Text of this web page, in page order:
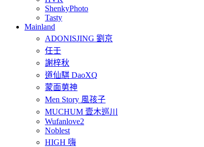
ShenkyPhoto
Tasty
Mainland
ADONISJING 劉京
任壬
謝梓秋
道仙騏 DaoXQ
蒙面莮神
Men Story 風孩子
MUCHUM 壹木巡川
Wufanlove2
Noblest
HIGH 嗨